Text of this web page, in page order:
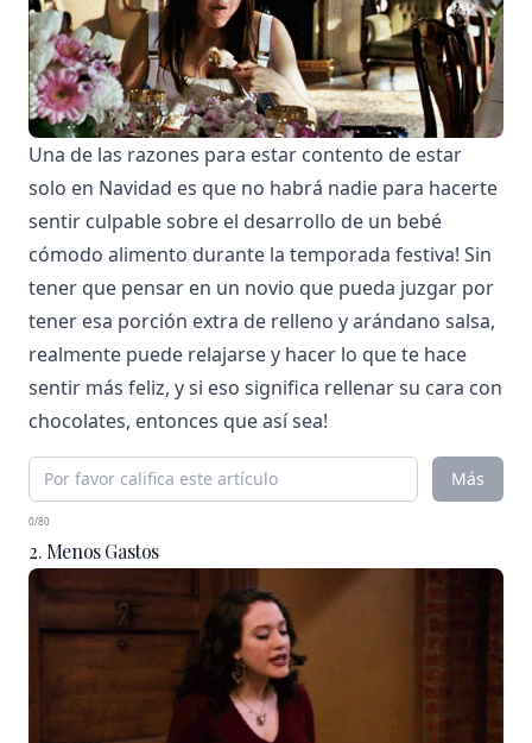
Una de las razones para estar contento de estar
solo en Navidad es que no habrá nadie para hacerte
sentir culpable sobre el desarrollo de un bebé
cómodo alimento durante la temporada festiva! Sin
tener que pensar en un novio que pueda juzgar por
tener esa porción extra de relleno y arándano salsa,
realmente puede relajarse y hacer lo que te hace
sentir más feliz, y si eso significa rellenar su cara con
chocolates, entonces que así sea!
Más
0/80
2. Menos Gastos